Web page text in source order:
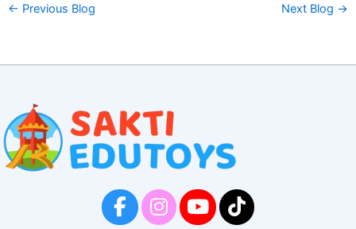
← Previous Blog Next Blog →